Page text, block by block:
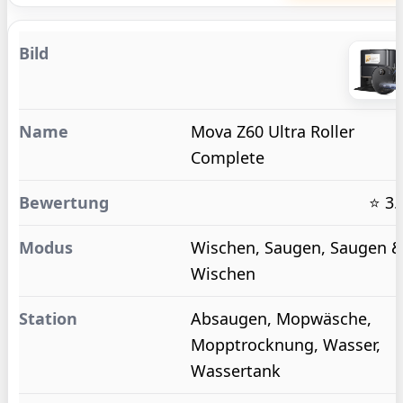
Mova Z60 Ultra Roller
Complete
⭐
Wischen, Saugen, Saugen &
Wischen
Absaugen, Mopwäsche,
Mopptrocknung, Wasser,
Wassertank